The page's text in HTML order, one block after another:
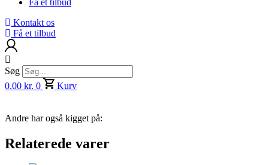
Få et tilbud
Kontakt os
Få et tilbud
Søg
0.00 kr. 0 Kurv
Andre har også kigget på:
Relaterede varer